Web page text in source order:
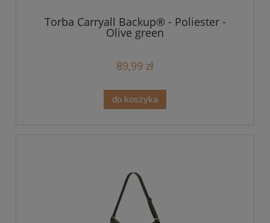
Torba Carryall Backup® - Poliester -
Olive green
89,99 zł
do koszyka